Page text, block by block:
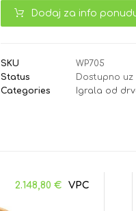
Dodaj za info
SKU
WP705
Status
Dostupno
Categories
Igrala od
2.148,80€